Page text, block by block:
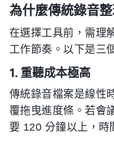
為什麼傳統錄音
在選擇工具前，需理
工作節奏。以下是三
1. 重聽成本極高
傳統錄音檔案是線性
覆拖曳進度條。若會
要 120 分鐘以上，時